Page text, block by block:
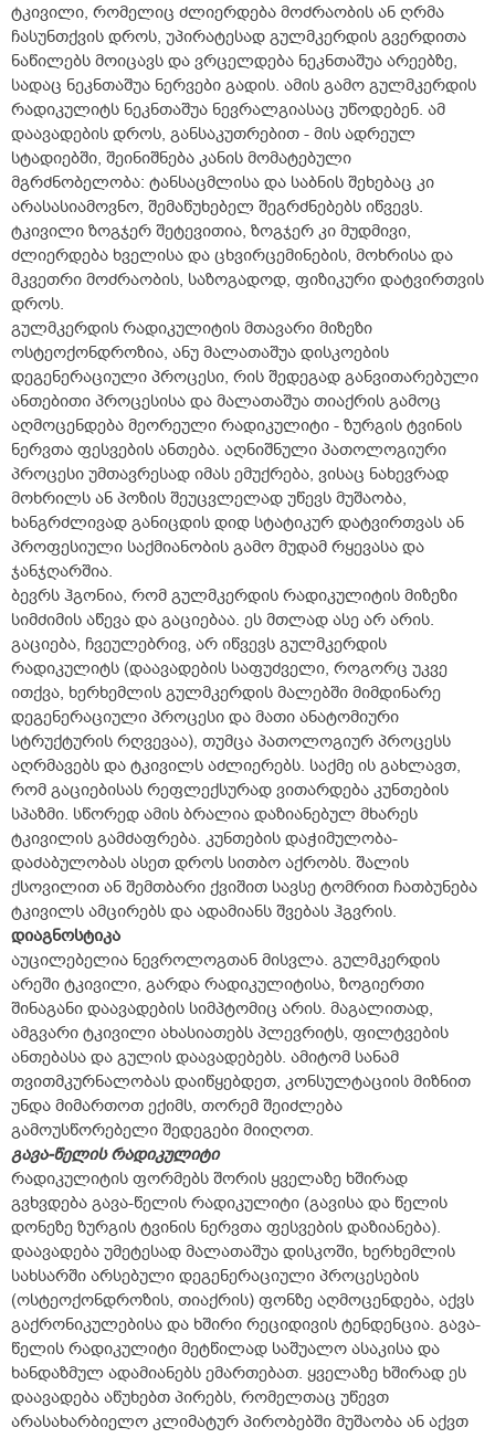
ტკივილი, რომელიც ძლიერდება მოძრაობის ან ღრმა
ჩასუნთქვის დროს, უპირატესად გულმკერდის გვერდითა
ნაწილებს მოიცავს და ვრცელდება ნეკნთაშუა არეებზე,
სადაც ნეკნთაშუა ნერვები გადის. ამის გამო გულმკერდის
რადიკულიტს ნეკნთაშუა ნევრალგიასაც უწოდებენ. ამ
დაავადების დროს, განსაკუთრებით - მის ადრეულ
სტადიებში, შეინიშნება კანის მომატებული
მგრძნობელობა: ტანსაცმლისა და საბნის შეხებაც კი
არასასიამოვნო, შემაწუხებელ შეგრძნებებს იწვევს.
ტკივილი ზოგჯერ შეტევითია, ზოგჯერ კი მუდმივი,
ძლიერდება ხველისა და ცხვირცემინების, მოხრისა და
მკვეთრი მოძრაობის, საზოგადოდ, ფიზიკური დატვირთვის
დროს.
გულმკერდის რადიკულიტის მთავარი მიზეზი
ოსტეოქონდროზია, ანუ მალათაშუა დისკოების
დეგენერაციული პროცესი, რის შედეგად განვითარებული
ანთებითი პროცესისა და მალათაშუა თიაქრის გამოც
აღმოცენდება მეორეული რადიკულიტი - ზურგის ტვინის
ნერვთა ფესვების ანთება. აღნიშნული პათოლოგიური
პროცესი უმთავრესად იმას ემუქრება, ვისაც ნახევრად
მოხრილს ან პოზის შეუცვლელად უწევს მუშაობა,
ხანგრძლივად განიცდის დიდ სტატიკურ დატვირთვას ან
პროფესიული საქმიანობის გამო მუდამ რყევასა და
ჯანჯღარშია.
ბევრს ჰგონია, რომ გულმკერდის რადიკულიტის მიზეზი
სიმძიმის აწევა და გაციებაა. ეს მთლად ასე არ არის.
გაციება, ჩვეულებრივ, არ იწვევს გულმკერდის
რადიკულიტს (დაავადების საფუძველი, როგორც უკვე
ითქვა, ხერხემლის გულმკერდის მალებში მიმდინარე
დეგენერაციული პროცესი და მათი ანატომიური
სტრუქტურის რღვევაა), თუმცა პათოლოგიურ პროცესს
აღრმავებს და ტკივილს აძლიერებს. საქმე ის გახლავთ,
რომ გაციებისას რეფლექსურად ვითარდება კუნთების
სპაზმი. სწორედ ამის ბრალია დაზიანებულ მხარეს
ტკივილის გამძაფრება. კუნთების დაჭიმულობა-
დაძაბულობას ასეთ დროს სითბო აქრობს. შალის
ქსოვილით ან შემთბარი ქვიშით სავსე ტომრით ჩათბუნება
ტკივილს ამცირებს და ადამიანს შვებას ჰგვრის.
დიაგნოსტიკა
აუცილებელია ნევროლოგთან მისვლა. გულმკერდის
არეში ტკივილი, გარდა რადიკულიტისა, ზოგიერთი
შინაგანი დაავადების სიმპტომიც არის. მაგალითად,
ამგვარი ტკივილი ახასიათებს პლევრიტს, ფილტვების
ანთებასა და გულის დაავადებებს. ამიტომ სანამ
თვითმკურნალობას დაიწყებდეთ, კონსულტაციის მიზნით
უნდა მიმართოთ ექიმს, თორემ შეიძლება
გამოუსწორებელი შედეგები მიიღოთ.
გავა-წელის რადიკულიტი
რადიკულიტის ფორმებს შორის ყველაზე ხშირად
გვხვდება გავა-წელის რადიკულიტი (გავისა და წელის
დონეზე ზურგის ტვინის ნერვთა ფესვების დაზიანება).
დაავადება უმეტესად მალათაშუა დისკოში, ხერხემლის
სახსარში არსებული დეგენერაციული პროცესების
(ოსტეოქონდროზის, თიაქრის) ფონზე აღმოცენდება, აქვს
გაქრონიკულებისა და ხშირი რეციდივის ტენდენცია. გავა-
წელის რადიკულიტი მეტწილად საშუალო ასაკისა და
ხანდაზმულ ადამიანებს ემართებათ. ყველაზე ხშირად ეს
დაავადება აწუხებთ პირებს, რომელთაც უწევთ
არასახარბიელო კლიმატურ პირობებში მუშაობა ან აქვთ